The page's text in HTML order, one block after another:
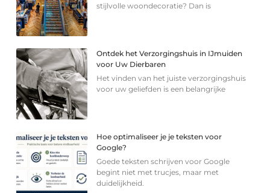
stijlvolle woondecoratie? Dan is
Ontdek het Verzorgingshuis in IJmuiden
voor Uw Dierbaren
Het vinden van het juiste verzorgingshuis
voor uw geliefden is een belangrijke
Hoe optimaliseer je je teksten voor
Google?
Goede teksten schrijven voor Google
begint niet met trucjes, maar met
duidelijkheid.